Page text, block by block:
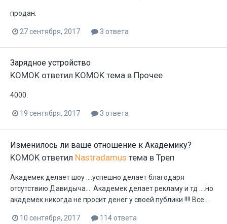
продан.
27 сентября, 2017 3 ответа
Зарядное устройство
KOMOK ответил KOMOK тема в Прочее
4000.
19 сентября, 2017 3 ответа
Изменилось ли ваше отношение к Академику?
KOMOK ответил Nastradamus тема в Треп
Академек делает шоу ....успешно делает благодаря
отсутствию Давидыча.... Академек делает рекламу и тд ....но
академек никогда не просит денег у своей публики !!!! Все...
10 сентября, 2017 114 ответа